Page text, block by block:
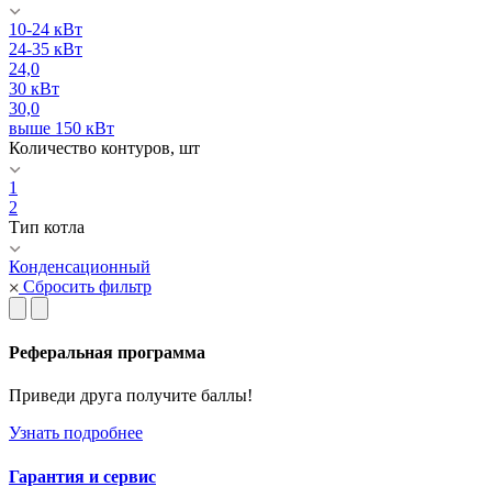
10-24 кВт
24-35 кВт
24,0
30 кВт
30,0
выше 150 кВт
Количество контуров, шт
1
2
Тип котла
Конденсационный
Сбросить фильтр
Реферальная программа
Приведи друга получите баллы!
Узнать подробнее
Гарантия и сервис